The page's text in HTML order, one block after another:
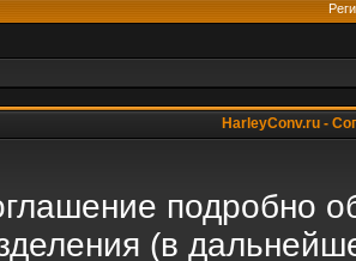
HarleyConv.ru -
подробно
(в